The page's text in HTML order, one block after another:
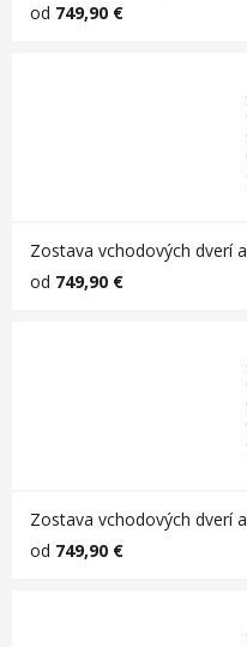
od 749,90 €
Zostava vchodových dverí
od 749,90 €
Zostava vchodových dverí
od 749,90 €